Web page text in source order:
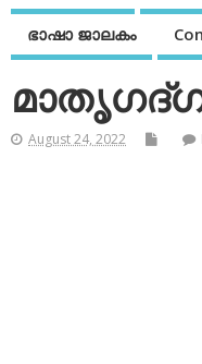
ഭാഷാ ജാലകം
August 24, 2022